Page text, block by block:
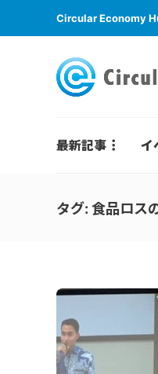
Circular Economy
最新記事 イ
タグ: 食品ロス